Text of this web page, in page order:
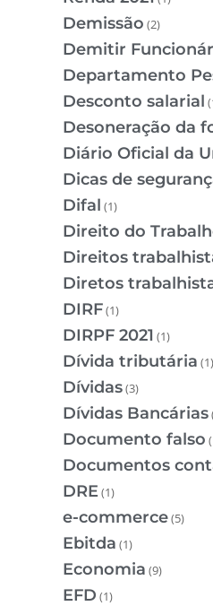
Demissão (2)
Demitir
Departamento
Desconto salarial
Desoneração da
Diário Oficial da
Dicas de
Difal (1)
Direito do
Direitos
Diretos
DIRF(1)
DIRPF 2021 (1)
Dívida tributária (1)
Dívidas(3)
Dívidas Bancárias
Documento falso
Documentos
DRE(1)
e-commerce(5)
Ebitda (1)
Economia (9)
EFD (1)